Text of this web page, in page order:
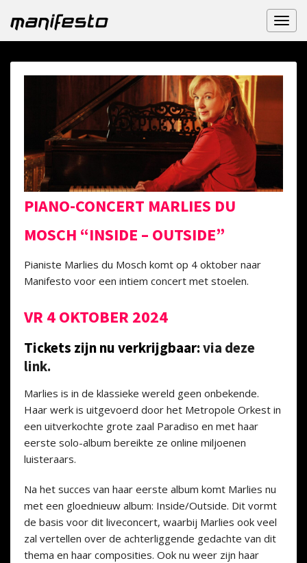
PIANO-CONCERT MARLIES DU
MOSCH “INSIDE – OUTSIDE”
Pianiste Marlies du Mosch komt op 4 oktober naar
Manifesto voor een intiem concert met stoelen.
VR 4 OKTOBER 2024
Tickets zijn nu verkrijgbaar:via deze
link.
Marlies is in de klassieke wereld geen onbekende.
Haar werk is uitgevoerd door het Metropole Orkest in
een uitverkochte grote zaal Paradiso en met haar
eerste solo-album bereikte ze online miljoenen
luisteraars.
Na het succes van haar eerste album komt Marlies nu
met een gloednieuw album: Inside/Outside. Dit vormt
de basis voor dit liveconcert, waarbij Marlies ook veel
zal vertellen over de achterliggende gedachte van dit
thema en haar composities. Ook nu weer zijn haar